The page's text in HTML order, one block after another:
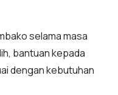
selama masa
bantuan kepada
dengan kebutuhan